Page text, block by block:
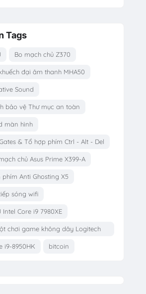
Tags
Bo mạch chủ Z370
đại âm thanh MHA50
Sound
bảo vệ Thư mục an toàn
màn hình
& Tổ hợp phím Ctrl - Alt - Del
chủ Asus Prime X399-A
phím Anti Ghosting X5
sóng wifi
Intel Core i9 7980XE
chơi game không dây Logitech
i9-8950HK bitcoin